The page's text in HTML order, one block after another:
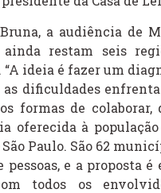
a audiência de
restam seis
ideia é fazer um
dificuldades
formas de colaborar,
oferecida à
Paulo. São 62
pessoas, e a proposta é
todos os